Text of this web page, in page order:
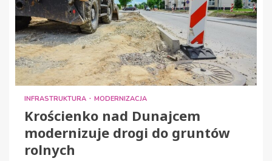
INFRASTRUKTURA MODERNIZACJA
Krościenko nad Dunajcem
modernizuje drogi do gruntów
rolnych